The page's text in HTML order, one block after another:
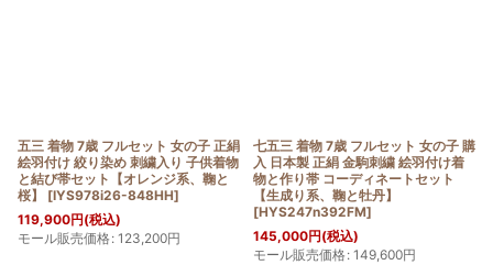
五三 着物 7歳 フルセット 女の子 正絹
絵羽付け 絞り染め 刺繍入り 子供着物
と結び帯セット【オレンジ系、鞠と
桜】
[IYS978i26-848HH]
119,900円(税込)
モール販売価格: 123,200円
七五三 着物 7歳 フルセット 女の子 購
入 日本製 正絹 金駒刺繍 絵羽付け着
物と作り帯 コーディネートセット
【生成り系、鞠と牡丹】
[HYS247n392FM]
145,000円(税込)
モール販売価格: 149,600円